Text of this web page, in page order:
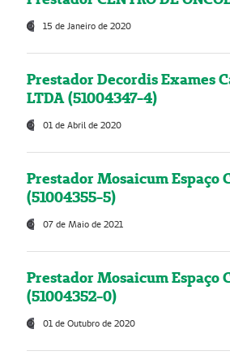
15 de Janeiro de 2020
Prestador Decordis Exames
LTDA (51004347-4)
01 de Abril de 2020
Prestador Mosaicum Espaço
(51004355-5)
07 de Maio de 2021
Prestador Mosaicum Espaço
(51004352-0)
01 de Outubro de 2020